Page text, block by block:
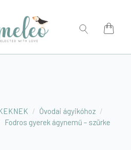
Óvodai ágyikóhoz
Fodros gyerek ágynemű – szürke